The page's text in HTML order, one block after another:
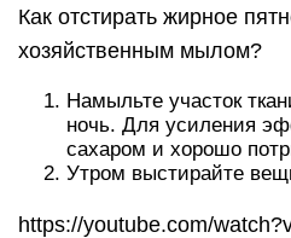
Как отстирать жирное
хозяйственным мылом?
Намыльте участок
ночь. Для усиления
сахаром и хорошо
Утром выстирайте
https://youtube.com/